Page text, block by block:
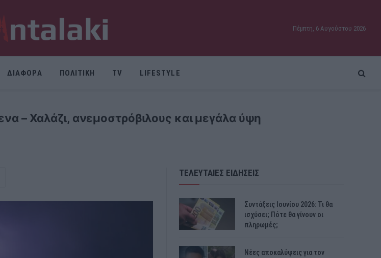
Πέμπτη, 6 Αυγούστου 2026
ΔΙΑΦΟΡΑ ΠΟΛΙΤΙΚΗ TV LIFESTYLE
– Χαλάζι, ανεμοστρόβιλους και μεγάλα ύψη
ΤΕΛΕΥΤΑΙΕΣ ΕΙΔΗΣΕΙΣ
Συντάξεις Ιουνίου 2026: Τι θα
ισχύσει; Πότε θα γίνουν οι
πληρωμές;
Νέες αποκαλύψεις για τον